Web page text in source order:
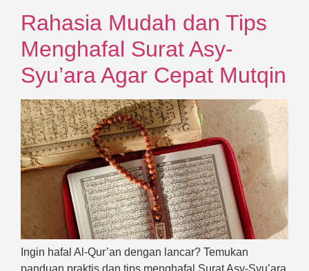
Rahasia Mudah dan Tips
Menghafal Surat Asy-
Syu’ara Agar Cepat Mutqin
Ingin hafal Al-Qur’an dengan lancar? Temukan
panduan praktis dan tips menghafal Surat Asy-Syu’ara